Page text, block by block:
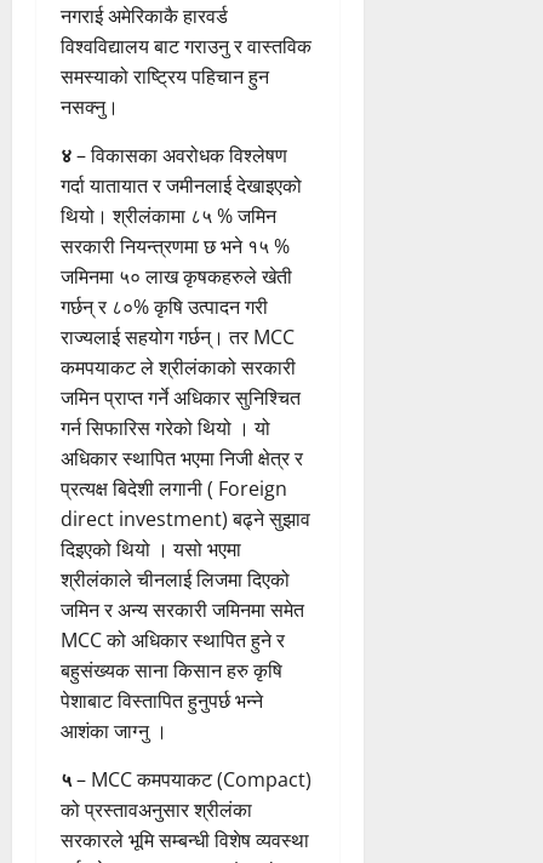
नगराई अमेरिकाकै हारवर्ड
विश्वविद्यालय बाट गराउनु र वास्तविक
समस्याको राष्ट्रिय पहिचान हुन
नसक्नु।
४– विकासका अवरोधक विश्लेषण
गर्दा यातायात र जमीनलाई देखाइएको
थियो। श्रीलंकामा ८५ % जमिन
सरकारी नियन्त्रणमा छ भने १५ %
जमिनमा ५० लाख कृषकहरुले खेती
गर्छन् र ८०% कृषि उत्पादन गरी
राज्यलाई सहयोग गर्छन्। तर MCC
कमपयाकट ले श्रीलंकाको सरकारी
जमिन प्राप्त गर्ने अधिकार सुनिश्चित
गर्न सिफारिस गरेको थियो । यो
अधिकार स्थापित भएमा निजी क्षेत्र र
प्रत्यक्ष बिदेशी लगानी ( Foreign
direct investment) बढ्ने सुझाव
दिइएको थियो । यसो भएमा
श्रीलंकाले चीनलाई लिजमा दिएको
जमिन र अन्य सरकारी जमिनमा समेत
MCC को अधिकार स्थापित हुने र
बहुसंख्यक साना किसान हरु कृषि
पेशाबाट विस्तापित हुनुपर्छ भन्ने
आशंका जाग्नु ।
५– MCC कमपयाकट (Compact)
को प्रस्तावअनुसार श्रीलंका
सरकारले भूमि सम्बन्धी विशेष व्यवस्था